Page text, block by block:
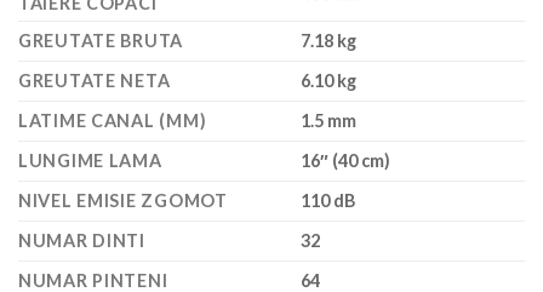
GREUTATE BRUTA
7.18 kg
GREUTATE NETA
6.10 kg
LATIME CANAL (MM)
1.5 mm
LUNGIME LAMA
16″ (40 cm)
NIVEL EMISIE ZGOMOT
110 dB
NUMAR DINTI
32
NUMAR PINTENI
64